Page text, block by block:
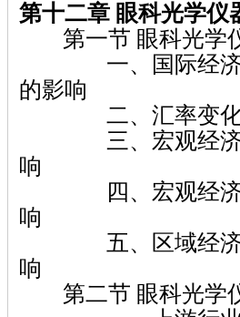
第十二章 眼科光学仪
第一节 眼科光学
一、国际经济环
的影响
二、汇率变化对
三、宏观经济变
响
四、宏观经济政
响
五、区域经济变
响
第二节 眼科光学